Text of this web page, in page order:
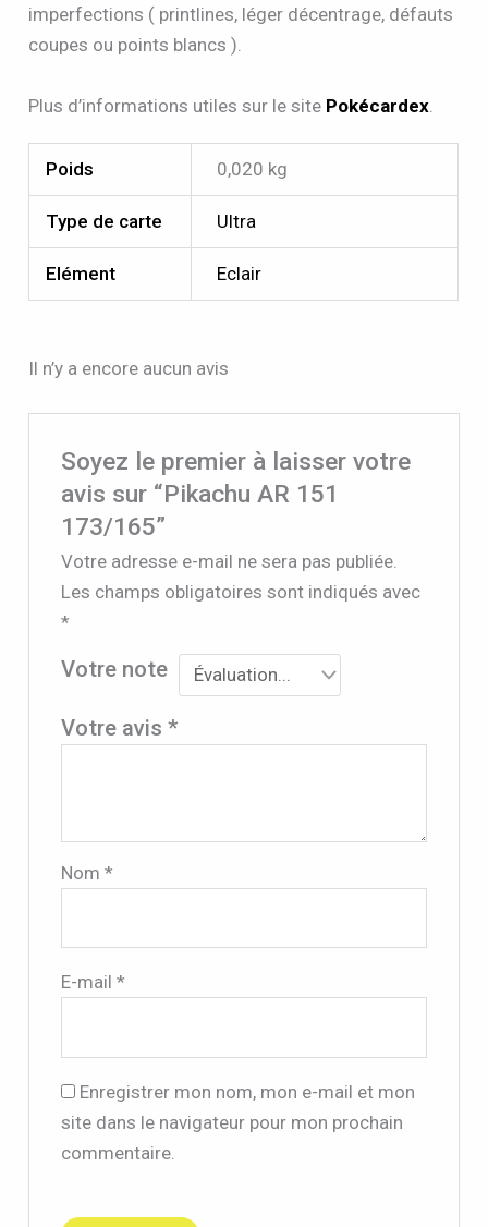
imperfections ( printlines, léger décentrage, défauts
coupes ou points blancs ).
Plus d’informations utiles sur le site Pokécardex
Poids 0,020 kg
Type de carte Ultra
Elément Eclair
Il n’y a encore aucun avis
Soyez le premier à laisser votre
avis sur “Pikachu AR 151
173/165”
Votre adresse e-mail ne sera pas publiée.
Les champs obligatoires sont indiqués avec
*
Votre note
Votre avis *
Nom *
E-mail *
Enregistrer mon nom, mon e-mail et mon
site dans le navigateur pour mon prochain
commentaire.